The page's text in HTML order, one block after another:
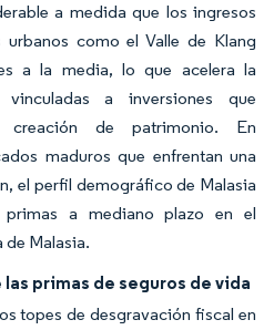
a medida que los ingresos
urbanos como el Valle de Klang
a la media, lo que acelera la
a inversiones que
de patrimonio. En
maduros que enfrentan una
el perfil demográfico de Malasia
primas a mediano plazo en el
de Malasia.
primas de seguros de vida
topes de desgravación fiscal en